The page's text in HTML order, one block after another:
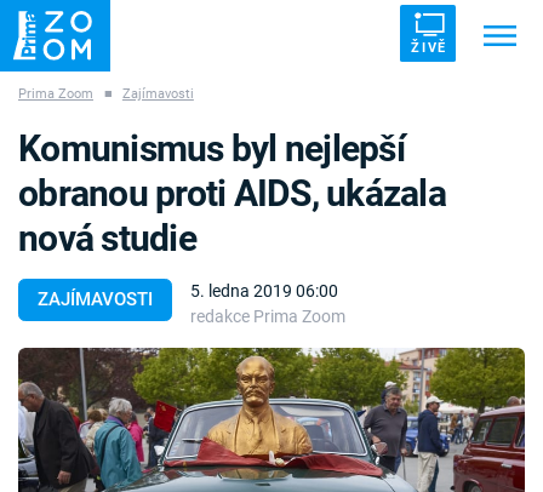
ŽIVĚ
ZÁHADY VETŘELCI DÁVNOVĚKU
Témata
Témata
Pořady
Prima Zoom ■ Zajímavosti
ZAJÍMAVOSTI
5. ledna 2019 06:00
redakce Prima Zoom
Komunismus byl nejlepší
obranou proti AIDS, ukázala
nová studie